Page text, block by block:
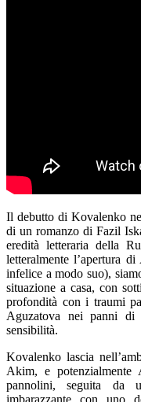
Il debutto di Kovalenko
di un romanzo di Fazil
eredità letteraria della
letteralmente l’apertura
infelice a modo suo),
situazione a casa, con
profondità con i traumi
Aguzatova nei panni di
sensibilità.
Kovalenko lascia
Akim, e
pannolini, seguita da
imbarazzante con uno